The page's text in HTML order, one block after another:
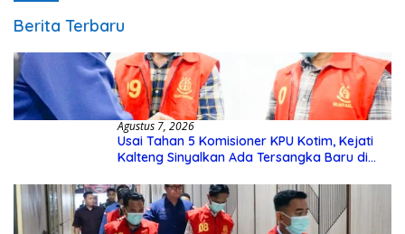
Berita Terbaru
Agustus 7, 2026
Usai Tahan 5 Komisioner KPU Kotim, Kejati
Kalteng Sinyalkan Ada Tersangka Baru di